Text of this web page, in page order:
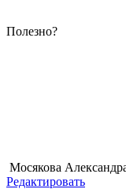
Полезно?
Мосякова
Редактировать